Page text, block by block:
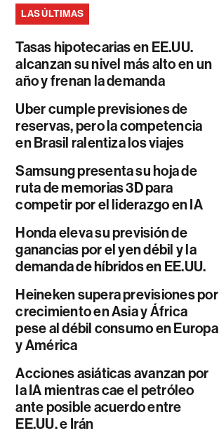
LAS ÚLTIMAS
Tasas hipotecarias en EE.UU.
alcanzan su nivel más alto en un
año y frenan la demanda
Uber cumple previsiones de
reservas, pero la competencia
en Brasil ralentiza los viajes
Samsung presenta su hoja de
ruta de memorias 3D para
competir por el liderazgo en IA
Honda eleva su previsión de
ganancias por el yen débil y la
demanda de híbridos en EE.UU.
Heineken supera previsiones por
crecimiento en Asia y África
pese al débil consumo en Europa
y América
Acciones asiáticas avanzan por
la IA mientras cae el petróleo
ante posible acuerdo entre
EE.UU. e Irán